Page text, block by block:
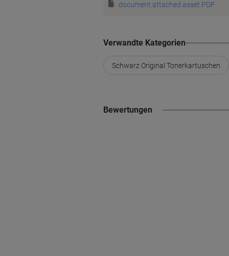
document.attached.asset.PDF
Verwandte Kategorien
Schwarz Original Tonerkartuschen
Bewertungen